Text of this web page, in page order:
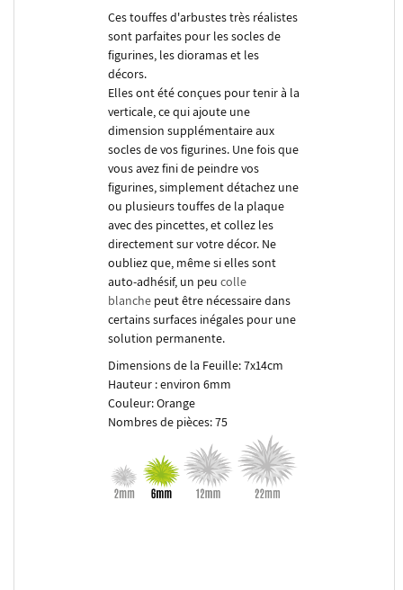
Cestouffes d'arbustestrès réalistes
sont parfaites pour les socles de
figurines, les dioramas et les
décors.
Elles ont été conçues pour tenir à la
verticale, ce qui ajoute une
dimension supplémentaire aux
socles de vos figurines. Une fois que
vous avez fini de peindre vos
figurines, simplement détachez une
ou plusieurs touffes de la plaque
avec des pincettes, et collez les
directement sur votre décor. Ne
oubliez que, même si elles sont
auto-adhésif, un peucolle
blanche peut être nécessaire dans
certains surfaces inégales pour une
solution permanente.
Dimensions de la Feuille: 7x14cm
Hauteur : environ 6mm
Couleur: Orange
Nombres de pièces: 75